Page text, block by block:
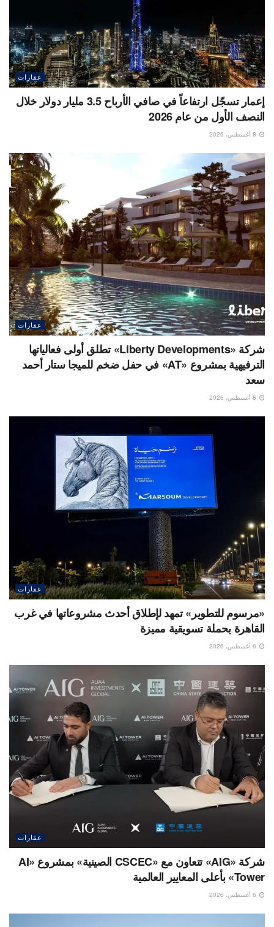
عقارات
إعمار تسجّل ارتفاعاً في صافي الأرباح 3.5 مليار دولار خلال
النصف الأول من عام 2026
عقارات
شركة «Liberty Developments» تطلق أولى فعالياتها
الترفيهية بمشروع «AT» في حفل ضخم للميجا ستار أحمد
سعد
عقارات
«مرسوم للتطوير» تمهد لإطلاق أحدث مشروعاتها في غرب
القاهرة بحملة تسويقية مميزة
عقارات
شركة «AIG» تتعاون مع «CSCEC الصينية» بمشروع «AI
Tower» بأعلى المعايير العالمية